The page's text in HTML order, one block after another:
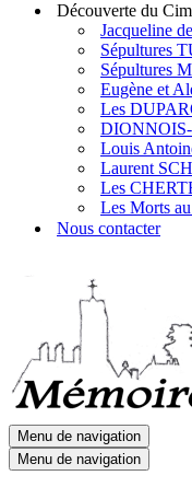
Découverte du
Jacqueline
Sépultures
Sépultures
Eugène et
Les
Louis
Laurent
Les
Les Morts
Nous contacter
Menu de navigation
Menu de navigation